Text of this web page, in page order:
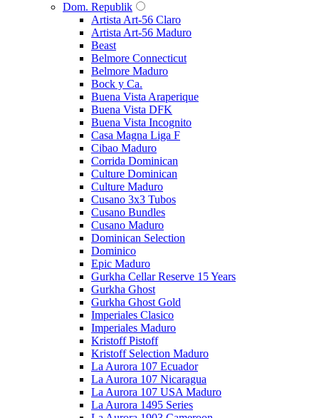
Dom. Republik
Artista Art-56 Claro
Artista Art-56 Maduro
Beast
Belmore Connecticut
Belmore Maduro
Bock y Ca.
Buena Vista Araperique
Buena Vista DFK
Buena Vista Incognito
Casa Magna Liga F
Cibao Maduro
Corrida Dominican
Culture Dominican
Culture Maduro
Cusano 3x3 Tubos
Cusano Bundles
Cusano Maduro
Dominican Selection
Dominico
Epic Maduro
Gurkha Cellar Reserve 15 Years
Gurkha Ghost
Gurkha Ghost Gold
Imperiales Clasico
Imperiales Maduro
Kristoff Pistoff
Kristoff Selection Maduro
La Aurora 107 Ecuador
La Aurora 107 Nicaragua
La Aurora 107 USA Maduro
La Aurora 1495 Series